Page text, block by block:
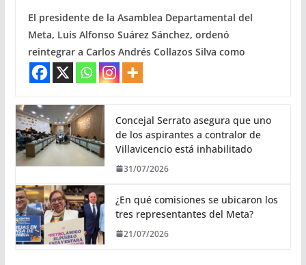
El presidente de la Asamblea Departamental del
Meta, Luis Alfonso Suárez Sánchez, ordenó
reintegrar a Carlos Andrés Collazos Silva como
Concejal Serrato asegura que uno
de los aspirantes a contralor de
Villavicencio está inhabilitado
31/07/2026
¿En qué comisiones se ubicaron los
tres representantes del Meta?
21/07/2026